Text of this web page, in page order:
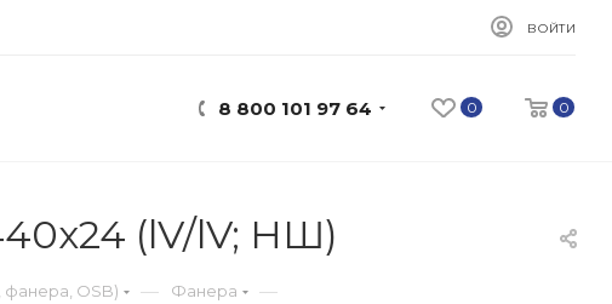
ВОЙТИ
0 0
8 800 101 97 64
(lV/lV; НШ)
фанера, OSB) — Фанера —